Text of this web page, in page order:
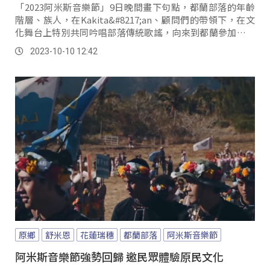
「2023阿米斯音樂節」9日晚間畫下句點，都蘭部落的年齡
階層、族人，在Kakita&#8217;an、顧問們的帶領下，在文
化舞台上特別共同吟唱部落傳統歌謠，向來到都蘭參加音樂
節的所有朋友、觀眾們致意祝福。
2023-10-10 12:42
原鄉 舒米恩 花蓮瑞穗 都蘭部落 阿米斯音樂節
阿米斯音樂節強勢回歸 邀民眾體驗原民文化